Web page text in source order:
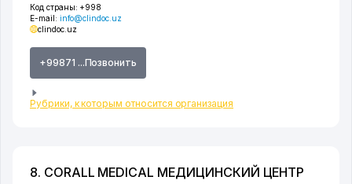
Код страны: +998
E-mail: info@clindoc.uz
clindoc.uz
+99871 ...Позвонить
Рубрики, к которым относится организация
8. CORALL MEDICAL МЕДИЦИНСКИЙ ЦЕНТР